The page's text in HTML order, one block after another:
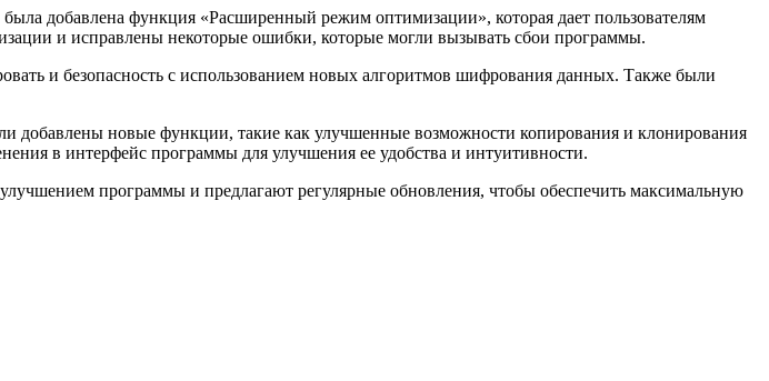
добавлена функция «Расширенный режим оптимизации», которая дает пользователям
и исправлены некоторые ошибки, которые могли вызывать сбои программы.
и безопасность с использованием новых алгоритмов шифрования данных. Также были
добавлены новые функции, такие как улучшенные возможности копирования и клонирования
в интерфейс программы для улучшения ее удобства и интуитивности.
программы и предлагают регулярные обновления, чтобы обеспечить максимальную